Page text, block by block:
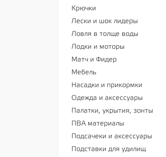
Крючки
Лески и шок лидеры
Ловля в толще воды
Лодки и моторы
Матч и Фидер
Мебель
Насадки и прикормки
Одежда и аксессуары
Палатки, укрытия, зонты
ПВА материалы
Подсачеки и аксессуары
Подставки для удилищ